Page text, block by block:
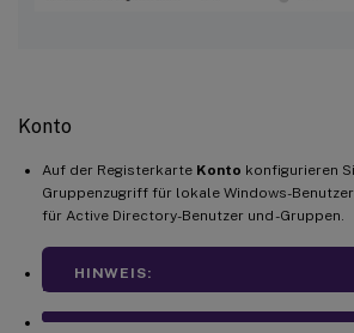
Konto
Auf der Registerkarte Konto konfigurieren
Gruppenzugriff für lokale Windows-
für Active Directory-Benutzer und -Gruppen.
HINWEIS: